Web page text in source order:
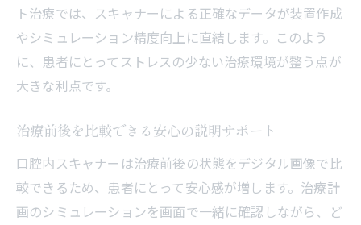
ト治療では、スキャナーによる正確なデータが装置作成
やシミュレーション精度向上に直結します。このよう
に、患者にとってストレスの少ない治療環境が整う点が
大きな利点です。
治療前後を比較できる安心の説明サポート
口腔内スキャナーは治療前後の状態をデジタル画像で比
較できるため、患者にとって安心感が増します。治療計
画のシミュレーションを画面で一緒に確認しながら、ど